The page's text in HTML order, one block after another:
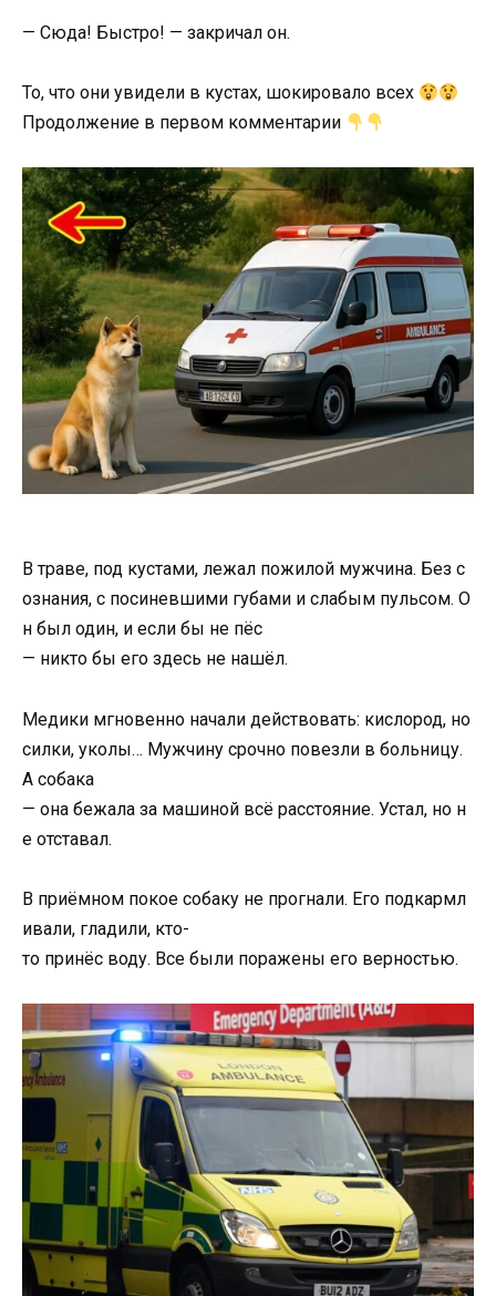
— Сюда! Быстро! — закричал он.
То, что они увидели в кустах, шокировало всех
Продолжение в первом комментарии
В траве, под кустами, лежал пожилой мужчина. Без с
ознания, с посиневшими губами и слабым пульсом. О
н был один, и если бы не пёс
— никто бы его здесь не нашёл.
Медики мгновенно начали действовать: кислород, но
силки, уколы… Мужчину срочно повезли в больницу.
А собака
— она бежала за машиной всё расстояние. Устал, но н
е отставал.
В приёмном покое собаку не прогнали. Его подкармл
ивали, гладили, кто-
то принёс воду. Все были поражены его верностью.